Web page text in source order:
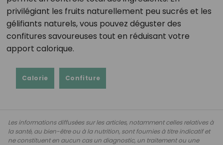
privilégiant les fruits naturellement peu sucrés et les
gélifiants naturels, vous pouvez déguster des
confitures savoureuses tout en réduisant votre
apport calorique.
Calorie Confiture
Les informations diffusées sur les articles, notamment celles relatives à
la santé, au bien-être ou à la nutrition, sont fournies à titre indicatif et
ne constituent en aucun cas un diagnostic, un traitement ou une